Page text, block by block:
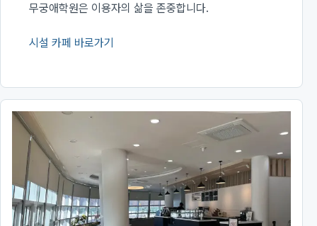
무궁애학원은 이용자의 삶을 존중합니다.
시설 카페 바로가기
(새 창에서 열림)